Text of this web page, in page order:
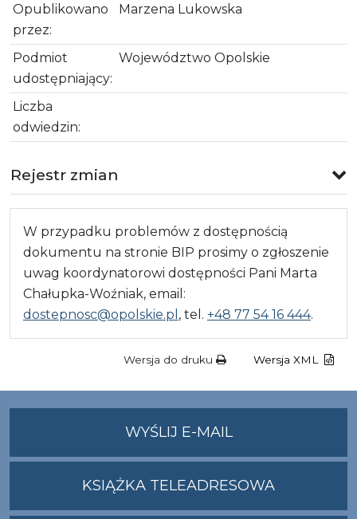
Opublikowano
przez:
Marzena Lukowska
Podmiot
udostępniający:
Województwo Opolskie
Liczba
odwiedzin:
Rejestr zmian
W przypadku problemów z dostępnością
dokumentu na stronie BIP prosimy o zgłoszenie
uwag koordynatorowi dostępności Pani Marta
Chałupka-Woźniak, email:
dostepnosc@opolskie.pl , tel. +48 77 54 16 444.
Wersja do druku Wersja XML
WYŚLIJ E-MAILNA
ADRES
KSIĄŻKA TELEADRESOWA